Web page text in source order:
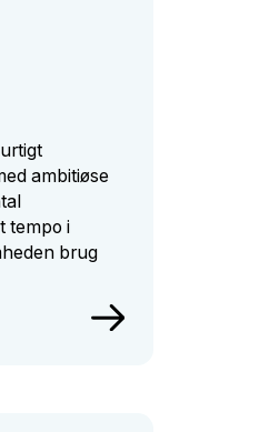
ambitiøse
tempo i
brug